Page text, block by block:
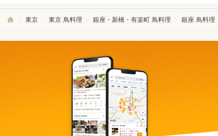
東京 東京 鳥料理 銀座・新橋・有楽町 鳥料理 銀座 鳥料理